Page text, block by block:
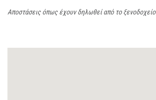
Αποστάσεις όπως έχουν δηλωθεί από το ξενοδοχείο